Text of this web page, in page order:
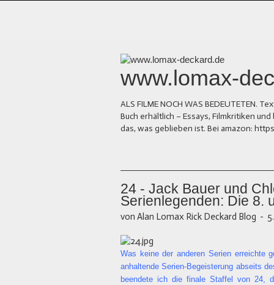
www.lomax-
ALS FILME NOCH WAS BEDEUTETEN.
Buch erhältlich – Essays, Filmkritiken
das, was geblieben ist. Bei amazon:
24 - Jack Bauer und
Serienlegenden: Die 8.
von Alan Lomax Rick Deckard Blog -
Was keine der anderen Serien erreichte
anhaltende Serien-Begeisterung abseits
beendete ich die finale Staffel von 24,